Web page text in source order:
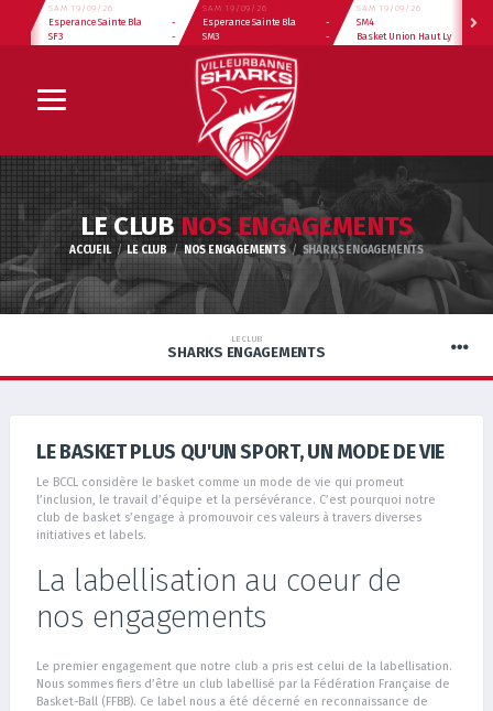
SAM 19/09/26
-
-
Esperance Sainte Bla
SF3
SAM 19/09/26
-
-
Esperance Sainte Bla
SM3
SAM 19/09/26
SM4
Basket Union Haut Ly
LE CLUB NOS ENGAGEMENTS
ACCUEIL LE CLUB NOS ENGAGEMENTS SHARKS ENGAGEMENTS
LE CLUB
SHARKS ENGAGEMENTS
LE BASKET PLUS QU'UN SPORT, UN MODE DE VIE
Le BCCL considère le basket comme un mode de vie qui promeut
l’inclusion, le travail d’équipe et la persévérance. C’est pourquoi notre
club de basket s’engage à promouvoir ces valeurs à travers diverses
initiatives et labels.
La labellisation au coeur de
nos engagements
Le premier engagement que notre club a pris est celui de la labellisation.
Nous sommes fiers d’être un club labellisé par la Fédération Française de
Basket-Ball (FFBB). Ce label nous a été décerné en reconnaissance de